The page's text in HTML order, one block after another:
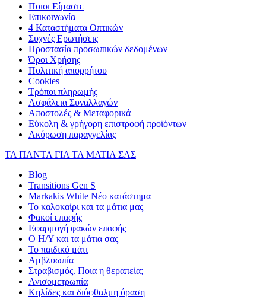
Ποιοι Είμαστε
Επικοινωνία
4 Καταστήματα Οπτικών
Συχνές Ερωτήσεις
Προστασία προσωπικών δεδομένων
Όροι Χρήσης
Πολιτική απορρήτου
Cookies
Τρόποι πληρωμής
Ασφάλεια Συναλλαγών
Αποστολές & Μεταφορικά
Εύκολη & γρήγορη επιστροφή προϊόντων
Ακύρωση παραγγελίας
ΤΑ ΠΑΝΤΑ ΓΙΑ ΤΑ ΜΑΤΙΑ ΣΑΣ
Blog
Transitions Gen S
Markakis White Νέο κατάστημα
Το καλοκαίρι και τα μάτια μας
Φακοί επαφής
Εφαρμογή φακών επαφής
Ο Η/Υ και τα μάτια σας
Το παιδικό μάτι
Αμβλυωπία
Στραβισμός. Ποια η θεραπεία;
Ανισομετρωπία
Κηλίδες και διόφθαλμη όραση